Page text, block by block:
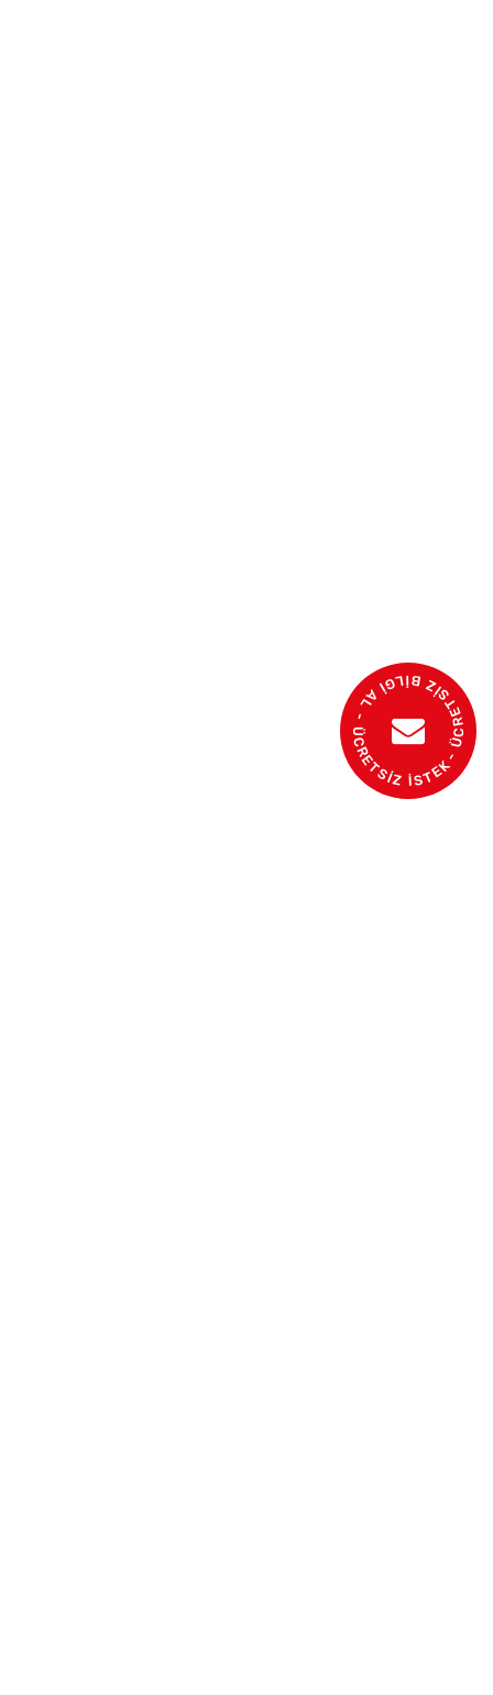
- ÜCRETSİZ BİLGİ AL - ÜCRETSİZ İSTEK